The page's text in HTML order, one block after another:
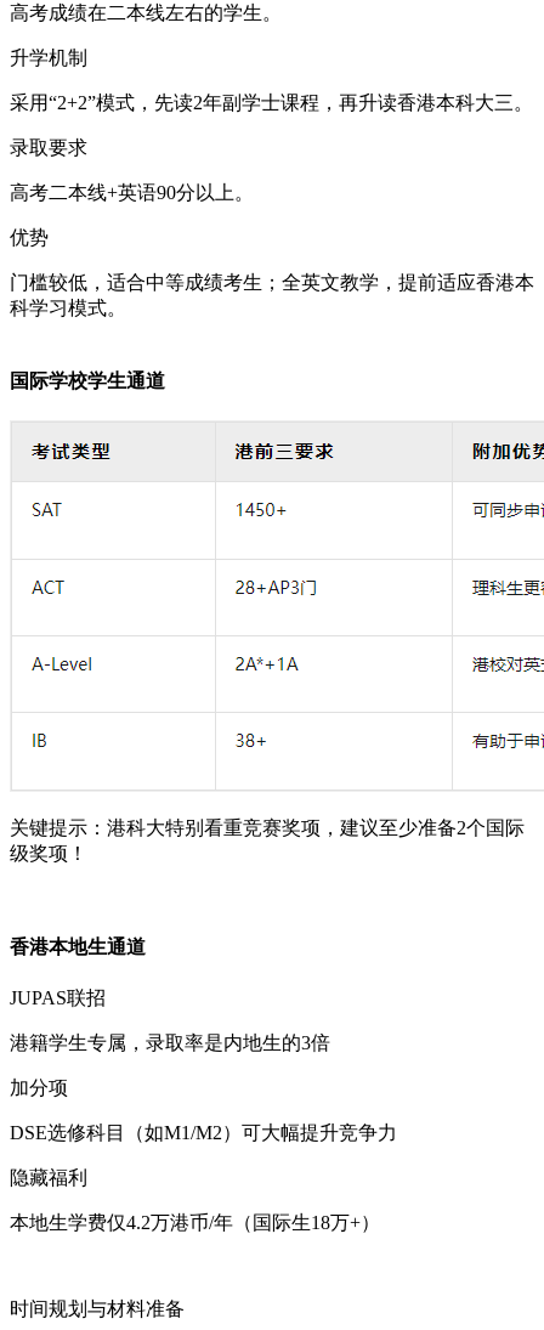
高考成绩在二本线左右的学生。
升学机制
采用“2+2”模式，先读2年副学士课程，再升读香港本科大三。
录取要求
高考二本线+英语90分以上。
优势
门槛较低，适合中等成绩考生；全英文教学，提前适应香港本
科学习模式。
国际学校学生通道
关键提示：港科大特别看重竞赛奖项，建议至少准备2个国际
级奖项！
香港本地生通道
JUPAS联招
港籍学生专属，录取率是内地生的3倍
加分项
DSE选修科目（如M1/M2）可大幅提升竞争力
隐藏福利
本地生学费仅4.2万港币/年（国际生18万+）
时间规划与材料准备